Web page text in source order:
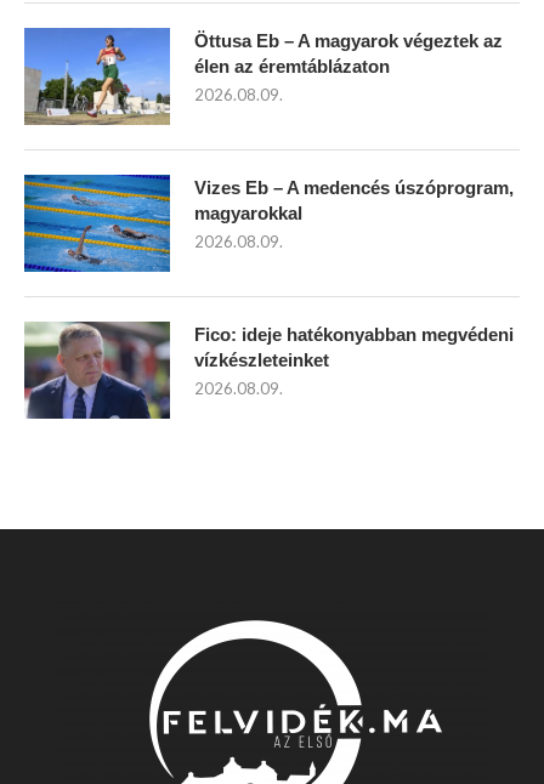
Öttusa Eb – A magyarok végeztek az
élen az éremtáblázaton
2026.08.09.
Vizes Eb – A medencés úszóprogram,
magyarokkal
2026.08.09.
Fico: ideje hatékonyabban megvédeni
vízkészleteinket
2026.08.09.